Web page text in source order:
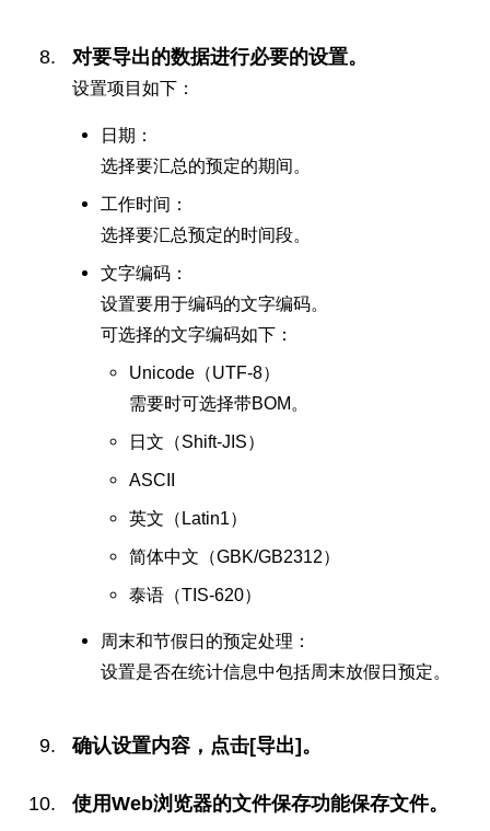
对要导出的数据进行必要的设置。
设置项目如下：
日期：
选择要汇总的预定的期间。
工作时间：
选择要汇总预定的时间段。
文字编码：
设置要用于编码的文字编码。
可选择的文字编码如下：
Unicode（UTF-8）
需要时可选择带BOM。
日文（Shift-JIS）
ASCII
英文（Latin1）
简体中文（GBK/GB2312）
泰语（TIS-620）
周末和节假日的预定处理：
设置是否在统计信息中包括周末放假日预定。
确认设置内容，点击[导出]。
使用Web浏览器的文件保存功能保存文件。